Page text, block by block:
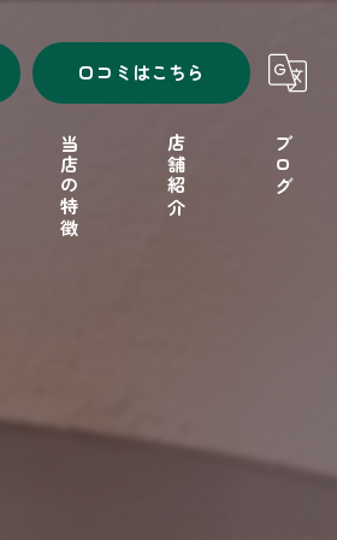
口コミはこちら
当店の特徴 店舗紹介 ブログ